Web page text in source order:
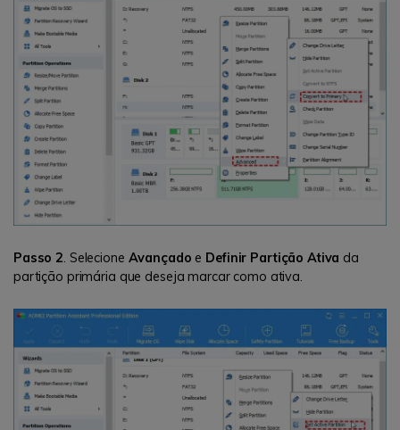
Passo 2. Selecione Avançado e Definir Partição Ativa da
partição primária que deseja marcar como ativa.